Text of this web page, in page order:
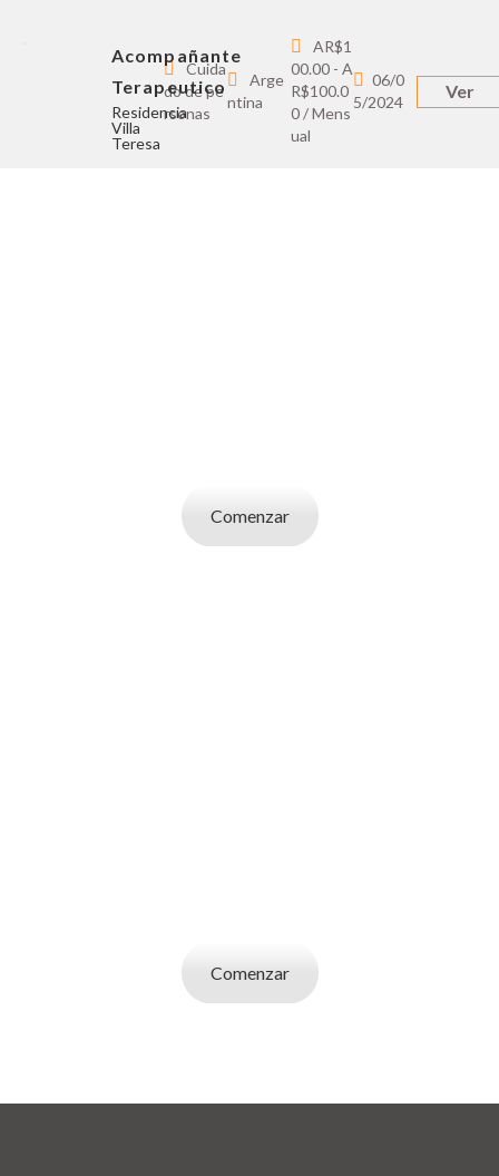
Acompañante
Terapeutico
Residencia
Villa
Teresa
Cuida
do de pe
rsonas
Arge
ntina
AR$1
00.00 - A
R$100.0
0 / Mens
ual
06/0
5/2024
Ver
Comenzar
Comenzar